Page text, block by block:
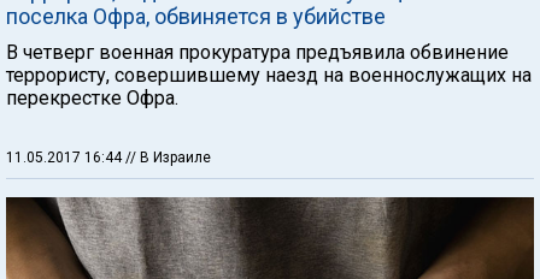
поселка Офра, обвиняется в убийстве
В четверг военная прокуратура предъявила обвинение
террористу, совершившему наезд на военнослужащих на
перекрестке Офра.
11.05.2017 16:44 // В Израиле